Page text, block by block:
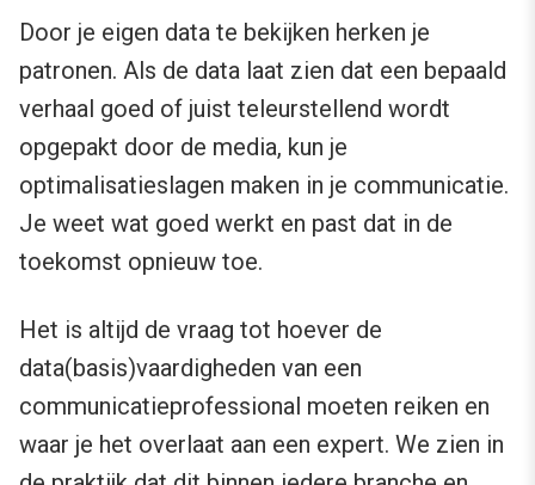
Door je eigen data te bekijken herken je
patronen. Als de data laat zien dat een bepaald
verhaal goed of juist teleurstellend wordt
opgepakt door de media, kun je
optimalisatieslagen maken in je communicatie.
Je weet wat goed werkt en past dat in de
toekomst opnieuw toe.
Het is altijd de vraag tot hoever de
data(basis)vaardigheden van een
communicatieprofessional moeten reiken en
waar je het overlaat aan een expert. We zien in